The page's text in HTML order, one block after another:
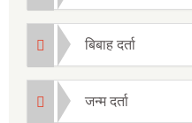
बिबाह दर्ता
जन्म दर्ता